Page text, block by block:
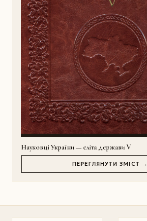
Науковці України — еліта держави V
ПЕРЕГЛЯНУТИ ЗМІСТ →